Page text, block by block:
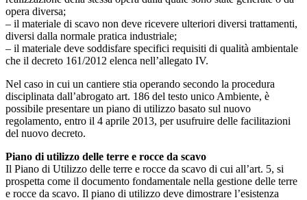
opera diversa;
– il materiale di scavo non deve ricevere ulteriori diversi trattamenti,
diversi dalla normale pratica industriale;
– il materiale deve soddisfare specifici requisiti di qualità ambientale
che il decreto 161/2012 elenca nell’allegato IV.
Nel caso in cui un cantiere stia operando secondo la procedura
disciplinata dall’abrogato art. 186 del testo unico Ambiente, è
possibile presentare un piano di utilizzo basato sul nuovo
regolamento, entro il 4 aprile 2013, per usufruire delle facilitazioni
del nuovo decreto.
Piano di utilizzo delle terre e rocce da scavo
Il Piano di Utilizzo delle terre e rocce da scavo di cui all’art. 5, si
prospetta come il documento fondamentale nella gestione delle terre
e rocce da scavo. Il piano di utilizzo deve dimostrare l’esistenza